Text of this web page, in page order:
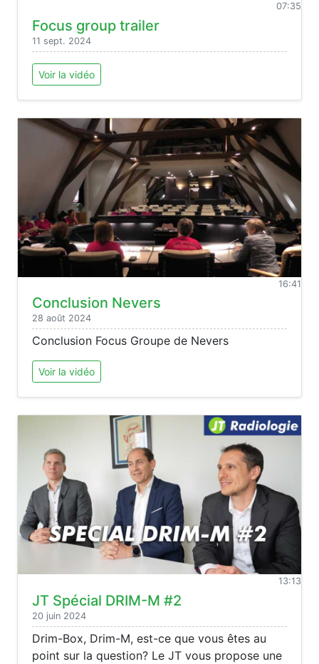
07:35
Focus group trailer
11 sept. 2024
Voir la vidéo
16:41
Conclusion Nevers
28 août 2024
Conclusion Focus Groupe de Nevers
Voir la vidéo
13:13
JT Spécial DRIM-M #2
20 juin 2024
Drim-Box, Drim-M, est-ce que vous êtes au
point sur la question? Le JT vous propose une